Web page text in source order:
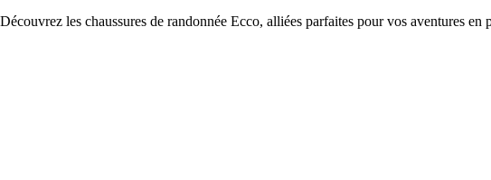
Découvrez les chaussures de randonnée Ecco, alliées parfaites pour vos aventures